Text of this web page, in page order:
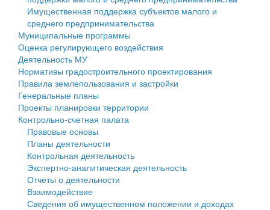
Нормативы градостроительного проектирования
Правила землепользования и застройки
Генеральные планы
Проекты планировки территории
Собрание депутатов
Городское поселение
Сельские поселения
Имущественная поддержка субъектов малого и
среднего предпринимательства
Муниципальные программы
Оценка регулирующего воздействия
Деятельность МУ
Нормативы градостроительного проектирования
Правила землепользования и застройки
Генеральные планы
Проекты планировки территории
Контрольно-счетная палата
Правовые основы
Планы деятельности
Контрольная деятельность
Экспертно-аналитическая деятельность
Отчеты о деятельности
Взаимодействие
Сведения об имущественном положении и доходах